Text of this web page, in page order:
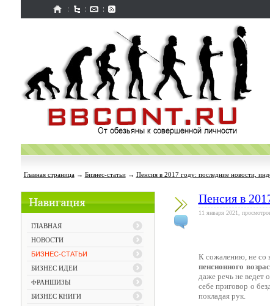
Главная страница→ Бизнес-статьи→ Пенсия в 2017 году: последние новости,
ГЛАВНАЯ
НОВОСТИ
БИЗНЕС-СТАТЬИ
БИЗНЕС ИДЕИ
ФРАНШИЗЫ
БИЗНЕС КНИГИ
Пенсия в
11 января 2021,
К сожалению, не со
пенсионного
даже речь не ведет
себе приговор о
покладая рук.